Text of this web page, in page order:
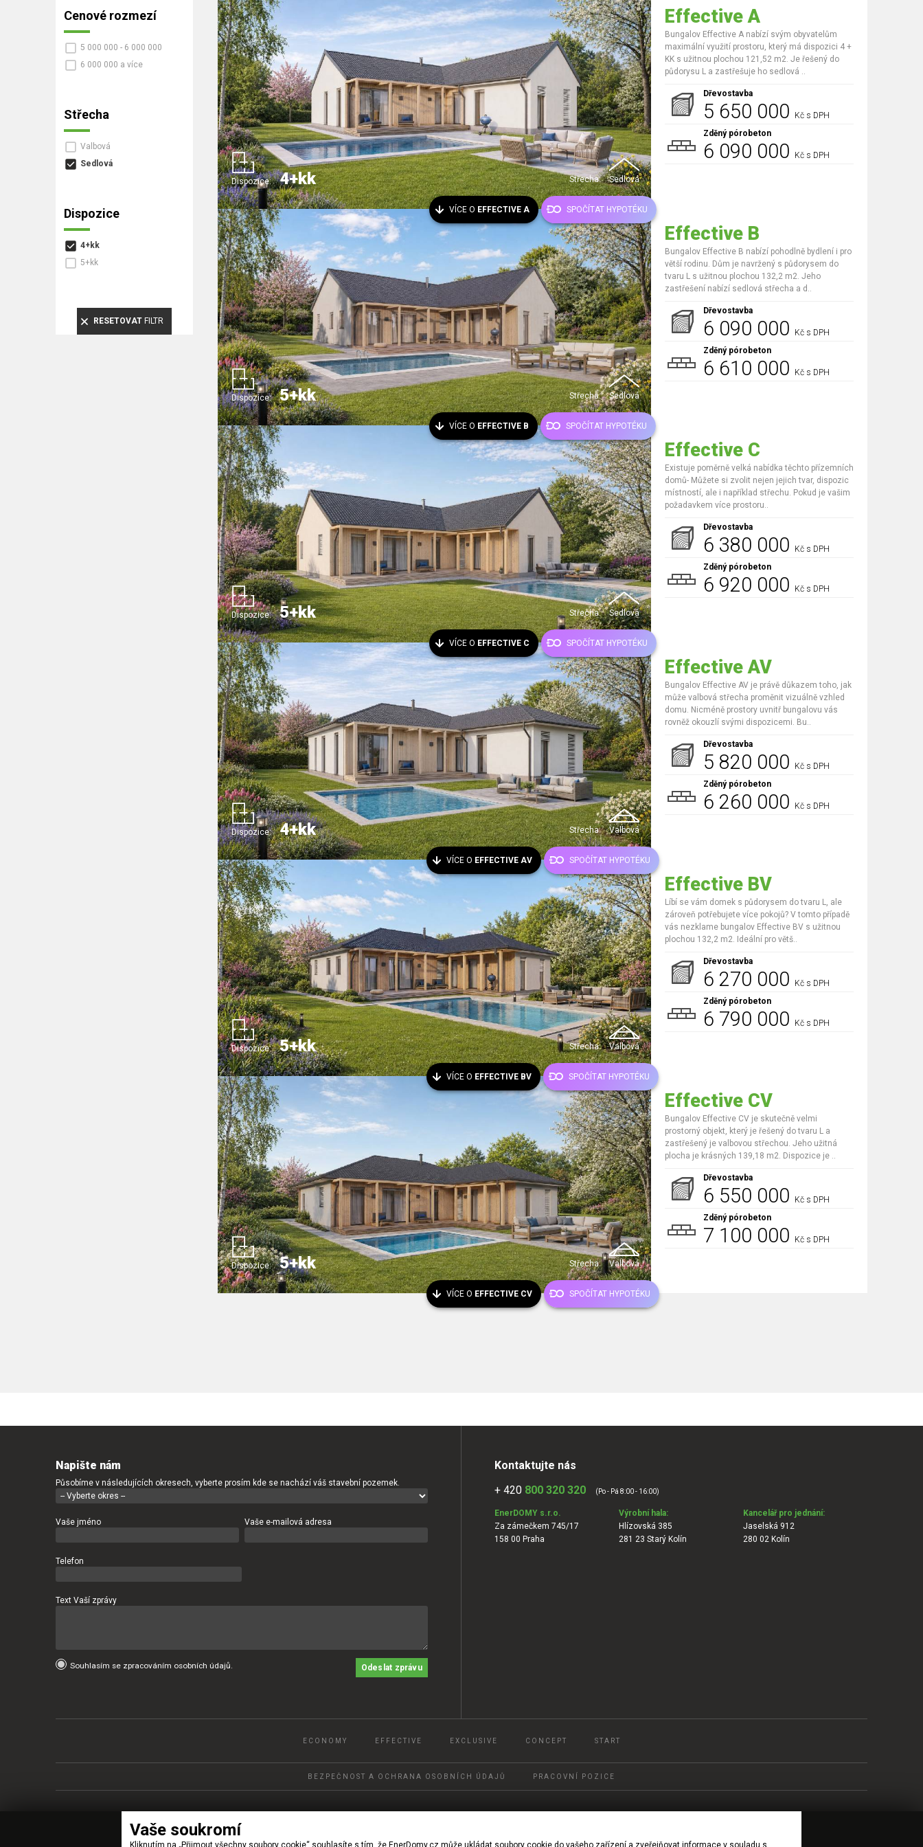
Vaše soukromí
Kliknutím na „Přijmout všechny soubory cookie“ souhlasíte s tím, že EnerDomy.cz může ukládat soubory cookie do vašeho zařízení a zveřejňovat informace v souladu s
Cenové rozmezí
5 000 000 - 6 000 000
6 000 000 a více
Střecha
Valbová
Sedlová
Dispozice
4+kk
5+kk
RESETOVATFILTR
Střecha: Sedlová
Dispozice: 4+kk
Effective A
Bungalov Effective A nabízí svým obyvatelům
maximální využití prostoru, který má dispozici 4 +
KK s užitnou plochou 121,52 m2. Je řešený do
půdorysu L a zastřešuje ho sedlová ..
Dřevostavba
5 650 000
Kč s DPH
Zděný pórobeton
6 090 000 Kč s DPH
VÍCE O EFFECTIVE A SPOČÍTAT HYPOTÉKU
Střecha: Sedlová
Dispozice: 5+kk
Effective B
Bungalov Effective B nabízí pohodlně bydlení i pro
větší rodinu. Dům je navržený s půdorysem do
tvaru L s užitnou plochou 132,2 m2. Jeho
zastřešení nabízí sedlová střecha a d..
Dřevostavba
6 090 000
Kč s DPH
Zděný pórobeton
6 610 000 Kč s DPH
VÍCE O EFFECTIVE B SPOČÍTAT HYPOTÉKU
Střecha: Sedlová
Dispozice: 5+kk
Effective C
Existuje poměrně velká nabídka těchto přízemních
domů- Můžete si zvolit nejen jejich tvar, dispozic
místností, ale i například střechu. Pokud je vašim
požadavkem více prostoru..
Dřevostavba
6 380 000
Kč s DPH
Zděný pórobeton
6 920 000 Kč s DPH
VÍCE O EFFECTIVE C SPOČÍTAT HYPOTÉKU
Střecha: Valbová
Dispozice: 4+kk
Effective AV
Bungalov Effective AV je právě důkazem toho, jak
může valbová střecha proměnit vizuálně vzhled
domu. Nicméně prostory uvnitř bungalovu vás
rovněž okouzlí svými dispozicemi. Bu..
Dřevostavba
5 820 000
Kč s DPH
Zděný pórobeton
6 260 000 Kč s DPH
VÍCE O EFFECTIVE AV SPOČÍTAT HYPOTÉKU
Střecha: Valbová
Dispozice: 5+kk
Effective BV
Líbí se vám domek s půdorysem do tvaru L, ale
zároveň potřebujete více pokojů? V tomto případě
vás nezklame bungalov Effective BV s užitnou
plochou 132,2 m2. Ideální pro větš..
Dřevostavba
6 270 000
Kč s DPH
Zděný pórobeton
6 790 000 Kč s DPH
VÍCE O EFFECTIVE BV SPOČÍTAT HYPOTÉKU
Střecha: Valbová
Dispozice: 5+kk
Effective CV
Bungalov Effective CV je skutečně velmi
prostorný objekt, který je řešený do tvaru L a
zastřešený je valbovou střechou. Jeho užitná
plocha je krásných 139,18 m2. Dispozice je ..
Dřevostavba
6 550 000
Kč s DPH
Zděný pórobeton
7 100 000 Kč s DPH
VÍCE O EFFECTIVE CV SPOČÍTAT HYPOTÉKU
Napište nám
Působíme v následujících okresech, vyberte prosím kde se nachází váš stavební pozemek.
Vaše jméno Vaše e-mailová adresa
Telefon
Text Vaší zprávy
Souhlasím se zpracováním osobních údajů. Odeslat zprávu
Kontaktujte nás
+ 420 800 320 320 (Po - Pá 8:00 - 16:00)
EnerDOMY s.r.o.
Za zámečkem 745/17
158 00 Praha
Výrobní hala:
Hlízovská 385
281 23 Starý Kolín
Kancelář pro jednání:
Jaselská 912
280 02 Kolín
ECONOMY EFFECTIVE EXCLUSIVE CONCEPT START
BEZPEČNOST A OCHRANA OSOBNÍCH ÚDAJŮ PRACOVNÍ POZICE